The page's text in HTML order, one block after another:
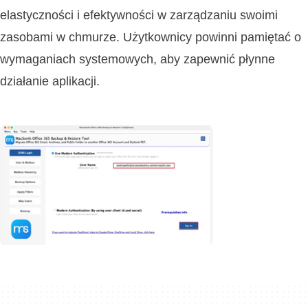
elastyczności i efektywności w zarządzaniu swoimi
zasobami w chmurze. Użytkownicy powinni pamiętać o
wymaganiach systemowych, aby zapewnić płynne
działanie aplikacji.